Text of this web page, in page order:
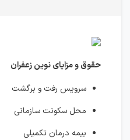
حقوق و مزایای نوین زعفران
سرویس رفت و برگشت
محل سکونت سازمانی
بیمه درمان تکمیلی